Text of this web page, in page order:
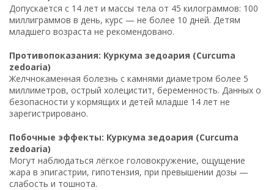
Допускается с 14 лет и массы тела от 45 килограммов: 100
миллиграммов в день, курс — не более 10 дней. Детям
младшего возраста не рекомендовано.
Противопоказания: Куркума зедоария (Curcuma
zedoaria)
Желчнокаменная болезнь с камнями диаметром более 5
миллиметров, острый холецистит, беременность. Данных о
безопасности у кормящих и детей младше 14 лет не
зарегистрировано.
Побочные эффекты: Куркума зедоария (Curcuma
zedoaria)
Могут наблюдаться лёгкое головокружение, ощущение
жара в эпигастрии, гипотензия, при превышении дозы —
слабость и тошнота.